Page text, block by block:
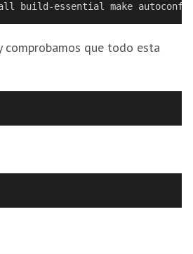
build-essential make autoconf
comprobamos que todo esta